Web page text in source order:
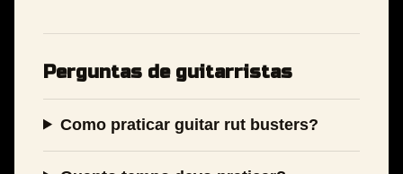
Perguntas de guitarristas
Como praticar guitar rut busters?